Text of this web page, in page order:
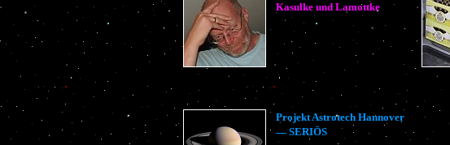
Kasulke und Lamottke
Projekt Astrotech Hannover
— SERIÖS